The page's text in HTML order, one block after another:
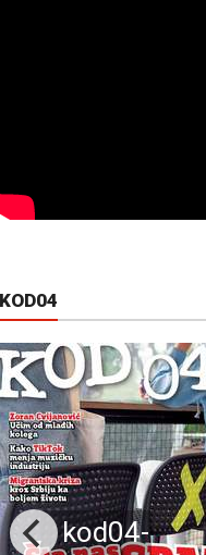
KOD04
kod04-